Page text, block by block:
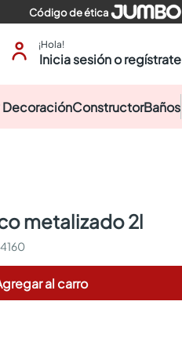
Código de ética
¡Hola!
Inicia sesión o regístrate
DecoraciónConstructorBaños
metalizado 2l
al carro